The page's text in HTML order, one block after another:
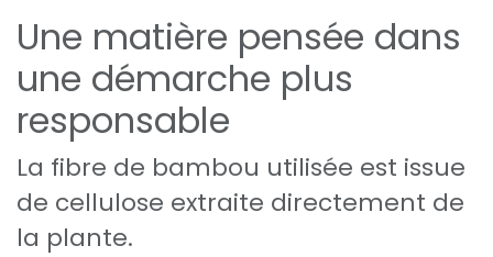
Une matière pensée dans
une démarche plus
responsable
La fibre de bambou utilisée est issue
de cellulose extraite directement de
la plante.